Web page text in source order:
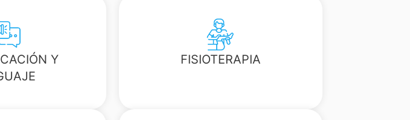
Y
FISIOTERAPIA